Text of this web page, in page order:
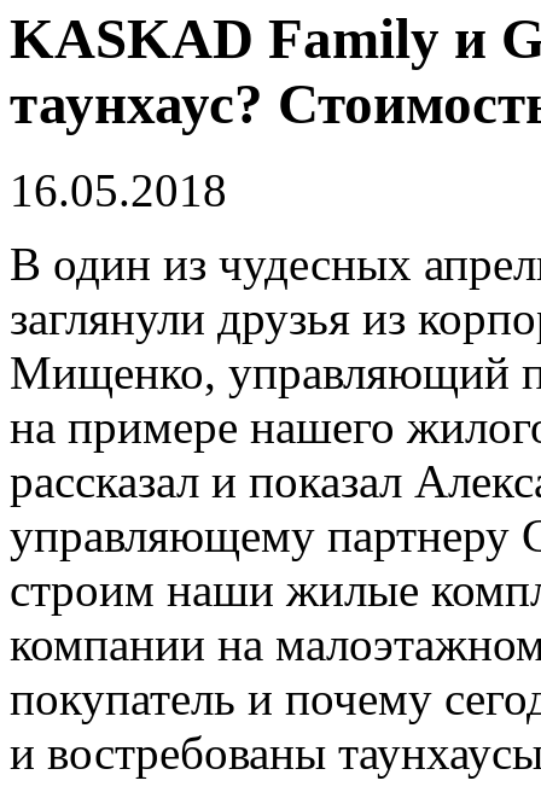
KASKAD Family и
таунхаус?
16.05.2018
В один из чудесных
заглянули друзья из
Мищенко, управляющий
на примере нашего
рассказал и показал
управляющему партнеру
строим наши жилые
компании на
покупатель и почему
и востребованы